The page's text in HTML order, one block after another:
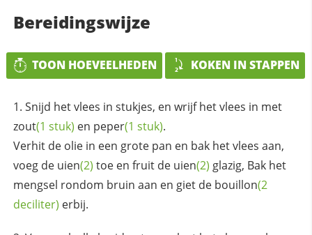
Bereidingswijze
TOON HOEVEELHEDEN KOKEN IN STAPPEN
Snijd het vlees in stukjes, en wrijf het vlees in met
zout(1 stuk) en peper(1 stuk).
Verhit de olie in een grote pan en bak het vlees aan,
voeg de uien(2) toe en fruit de uien(2) glazig, Bak het
mengsel rondom bruin aan en giet de bouillon(2
deciliter) erbij.